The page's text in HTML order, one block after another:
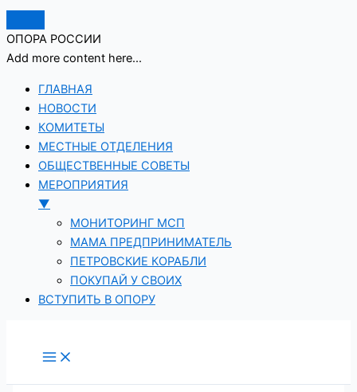
ОПОРА РОССИИ
Add more content here...
ГЛАВНАЯ
НОВОСТИ
КОМИТЕТЫ
МЕСТНЫЕ ОТДЕЛЕНИЯ
ОБЩЕСТВЕННЫЕ СОВЕТЫ
МЕРОПРИЯТИЯ
▼
МОНИТОРИНГ МСП
МАМА ПРЕДПРИНИМАТЕЛЬ
ПЕТРОВСКИЕ КОРАБЛИ
ПОКУПАЙ У СВОИХ
ВСТУПИТЬ В ОПОРУ